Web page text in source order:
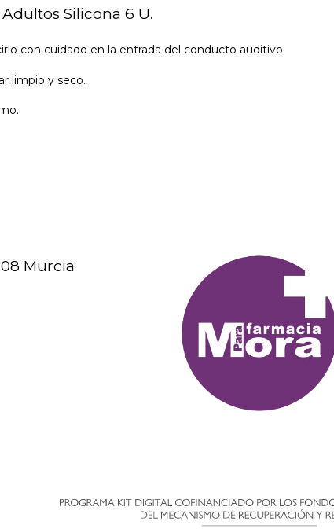
Silicona 6 U.
con cuidado en la entrada del conducto auditivo.
limpio y seco.
Murcia